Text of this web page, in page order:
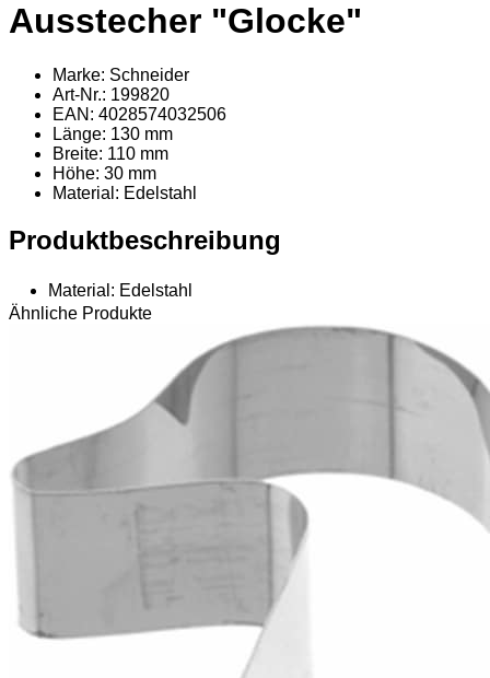
Ausstecher "Glocke"
Marke: Schneider
Art-Nr.: 199820
EAN: 4028574032506
Länge: 130 mm
Breite: 110 mm
Höhe: 30 mm
Material : Edelstahl
Produktbeschreibung
Material: Edelstahl
Ähnliche Produkte